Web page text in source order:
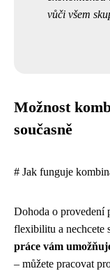
vůči všem
Možnost
současně
# Jak funguje
Dohoda o provedení
flexibilitu a nechcete
práce vám
– můžete pracovat